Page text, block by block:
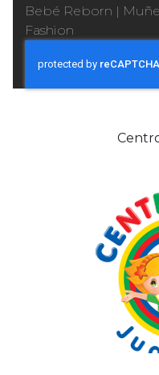
Bebé Reborn |
Fashion